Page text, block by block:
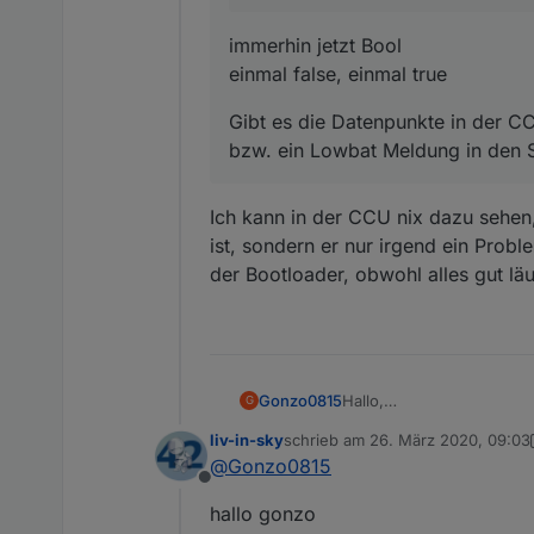
immerhin jetzt Bool
einmal false, einmal true
Gibt es die Datenpunkte in der
bzw. ein Lowbat Meldung in den
Ich kann in der CCU nix dazu
ist, sondern er nur irgend ein
der Bootloader, obwohl alles gut
G Gonzo0815Hallo,
Aber ich steh total auf
list itemein
Offline
liv-in-skyschrieb am 26. März 2020, 09:03
zuletzt editiert von liv-in-sky
@Gonzo0815
hallo gonzo